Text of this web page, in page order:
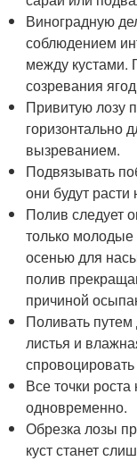
Виноградную
соблюдением
между кустами.
созревания
Привитую лозу
горизонтально
вызреванием.
Подвязывать
они будут
Полив следует
только
осенью для
полив
причиной
Поливать
листья и
Все точки
одновременно.
Обрезка лозы
куст станет